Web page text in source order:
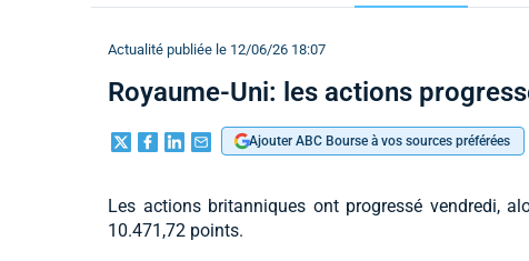
Actualité publiée le 12/06/26 18:07
Royaume-Uni: les actions
Ajouter ABC Bourse à vos sources préférées
Les actions britanniques ont progressé vendredi,
10.471,72 points.